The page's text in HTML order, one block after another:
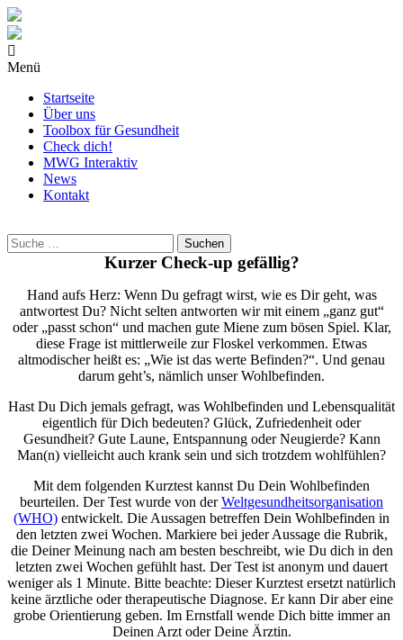
Menü
Startseite
Über uns
Toolbox für Gesundheit
Check dich!
MWG Interaktiv
News
Kontakt
suchst
Du?
Kurzer Check-up gefällig?
Hand aufs Herz: Wenn Du gefragt wirst, wie es Dir geht, was
antwortest Du? Nicht selten antworten wir mit einem „ganz gut“
oder „passt schon“ und machen gute Miene zum bösen Spiel. Klar,
diese Frage ist mittlerweile zur Floskel verkommen. Etwas
altmodischer heißt es: „Wie ist das werte Befinden?“. Und genau
darum geht’s, nämlich unser Wohlbefinden.
Hast Du Dich jemals gefragt, was Wohlbefinden und Lebensqualität
eigentlich für Dich bedeuten? Glück, Zufriedenheit oder
Gesundheit? Gute Laune, Entspannung oder Neugierde? Kann
Man(n) vielleicht auch krank sein und sich trotzdem wohlfühlen?
Mit dem folgenden Kurztest kannst Du Dein Wohlbefinden
beurteilen. Der Test wurde von derWeltgesundheitsorganisation
(WHO) entwickelt. Die Aussagen betreffen Dein Wohlbefinden in
den letzten zwei Wochen. Markiere bei jeder Aussage die Rubrik,
die Deiner Meinung nach am besten beschreibt, wie Du dich in den
letzten zwei Wochen gefühlt hast. Der Test ist anonym und dauert
weniger als 1 Minute. Bitte beachte: Dieser Kurztest ersetzt natürlich
keine ärztliche oder therapeutische Diagnose. Er kann Dir aber eine
grobe Orientierung geben. Im Ernstfall wende Dich bitte immer an
Deinen Arzt oder Deine Ärztin.